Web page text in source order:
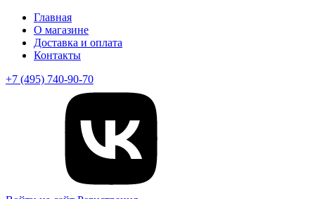
Главная
О магазине
Доставка и оплата
Контакты
+7 (495) 740-90-70